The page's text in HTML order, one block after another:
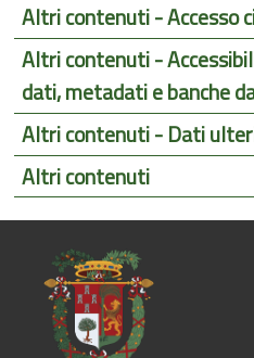
Altri contenuti - Accesso
Altri contenuti -
dati, metadati e banche
Altri contenuti - Dati
Altri contenuti